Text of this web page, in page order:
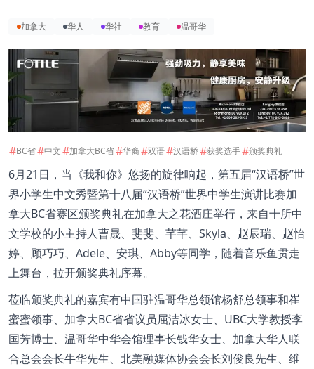
加拿大 华人 华社 教育 温哥华
#BC省#中文#加拿大BC省#华裔#双语#汉语桥#获奖选手#颁奖典礼
6月21日，当《我和你》悠扬的旋律响起，第五届“汉语桥”世
界小学生中文秀暨第十八届“汉语桥”世界中学生演讲比赛加
拿大BC省赛区颁奖典礼在加拿大之花酒庄举行，来自十所中
文学校的小主持人曹晟、斐斐、芊芊、Skyla、赵辰瑞、赵怡
婷、顾巧巧、Adele、安琪、Abby等同学，随着音乐鱼贯走
上舞台，拉开颁奖典礼序幕。
莅临颁奖典礼的嘉宾有中国驻温哥华总领馆杨舒总领事和崔
蜜蜜领事、加拿大BC省省议员屈洁冰女士、UBC大学教授李
国芳博士、温哥华中华会馆理事长钱华女士、加拿大华人联
合总会会长牛华先生、北美融媒体协会会长刘俊良先生、维